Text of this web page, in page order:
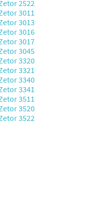
2522
3011
3013
3016
3017
3045
3320
3321
3340
3341
3511
3520
3522